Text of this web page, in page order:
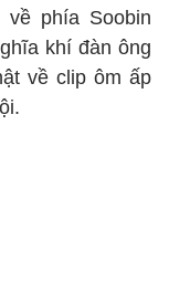
phía Soobin
khí đàn ông
về clip ôm ấp